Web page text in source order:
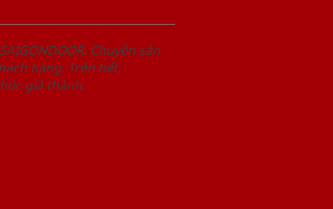
Chuyên sản
hàng. Trên hết,
giá thành.